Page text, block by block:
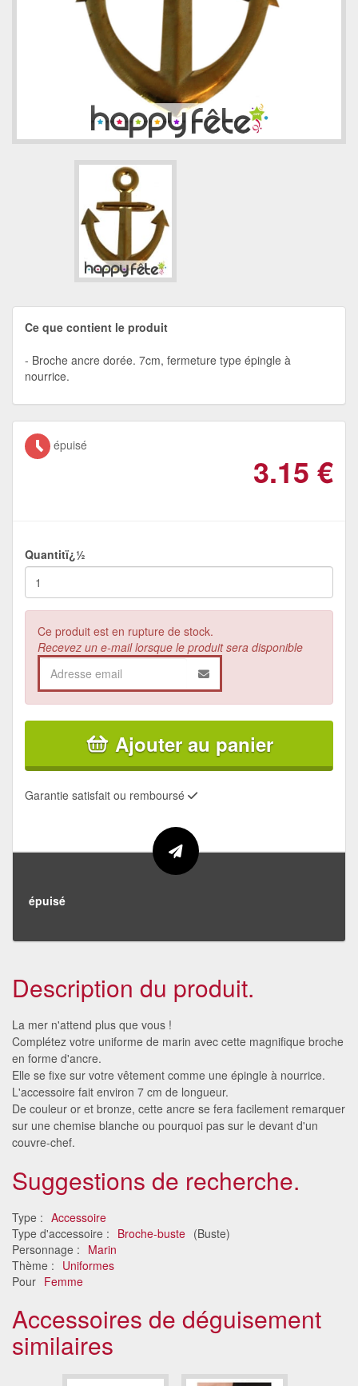
Ce que contient le produit
Broche ancre dorée. 7cm, fermeture type épingle à
nourrice.
épuisé
3.15 €
Quantitï¿½
Ce produit est en rupture de stock.
Recevez un e-mail lorsque le produit sera disponible
Ajouter au panier
Garantie satisfait ou remboursé
épuisé
Description du produit.
La mer n'attend plus que vous !
Complétez votre uniforme de marin avec cette magnifique broche
en forme d'ancre.
Elle se fixe sur votre vêtement comme une épingle à nourrice.
L'accessoire fait environ 7 cm de longueur.
De couleur or et bronze, cette ancre se fera facilement remarquer
sur une chemise blanche ou pourquoi pas sur le devant d'un
couvre-chef.
Suggestions de recherche.
Type : Accessoire
Type d'accessoire : Broche-buste (Buste)
Personnage : Marin
Thème : Uniformes
Pour Femme
Accessoires de déguisement
similaires